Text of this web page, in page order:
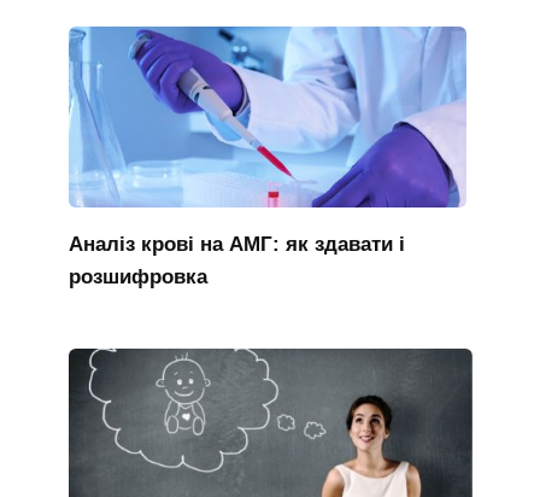
Аналіз крові на АМГ: як здавати і
розшифровка